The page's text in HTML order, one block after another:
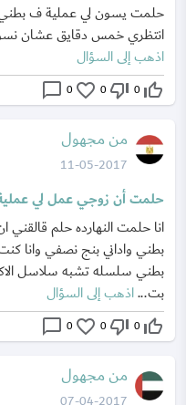
حلمت يسون لي عملية ف بطني
انتظري خمس دقايق عشان
اذهب إلى السؤال
thumb_up_off_alt
0
thumb_down_off_alt
0
favorite_border
0
chat_bubble_outline
من مجهول
11-05-2017
حلمت أن زوجي عمل لي
انا حلمت النهارده حلم
بطني واداني بنج نصفي وانا
بطني سلسله تشبه سلاسل
بت...اذهب إلى السؤال
thumb_up_off_alt
0
thumb_down_off_alt
0
favorite_border
0
chat_bubble_outline
من مجهول